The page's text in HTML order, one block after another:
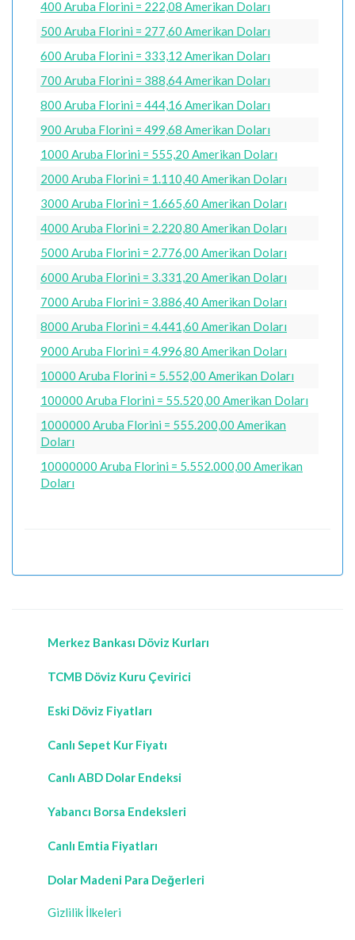
400 Aruba Florini = 222,08 Amerikan Doları
500 Aruba Florini = 277,60 Amerikan Doları
600 Aruba Florini = 333,12 Amerikan Doları
700 Aruba Florini = 388,64 Amerikan Doları
800 Aruba Florini = 444,16 Amerikan Doları
900 Aruba Florini = 499,68 Amerikan Doları
1000 Aruba Florini = 555,20 Amerikan Doları
2000 Aruba Florini = 1.110,40 Amerikan Doları
3000 Aruba Florini = 1.665,60 Amerikan Doları
4000 Aruba Florini = 2.220,80 Amerikan Doları
5000 Aruba Florini = 2.776,00 Amerikan Doları
6000 Aruba Florini = 3.331,20 Amerikan Doları
7000 Aruba Florini = 3.886,40 Amerikan Doları
8000 Aruba Florini = 4.441,60 Amerikan Doları
9000 Aruba Florini = 4.996,80 Amerikan Doları
10000 Aruba Florini = 5.552,00 Amerikan Doları
100000 Aruba Florini = 55.520,00 Amerikan Doları
1000000 Aruba Florini = 555.200,00 Amerikan
Doları
10000000 Aruba Florini = 5.552.000,00 Amerikan
Doları
Merkez Bankası Döviz Kurları
TCMB Döviz Kuru Çevirici
Eski Döviz Fiyatları
Canlı Sepet Kur Fiyatı
Canlı ABD Dolar Endeksi
Yabancı Borsa Endeksleri
Canlı Emtia Fiyatları
Dolar Madeni Para Değerleri
Gizlilik İlkeleri